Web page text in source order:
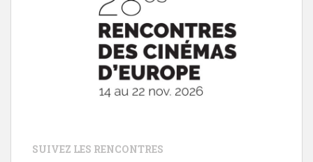
SUIVEZ LES RENCONTRES